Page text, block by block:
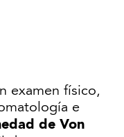
examen físico,
e
de Von